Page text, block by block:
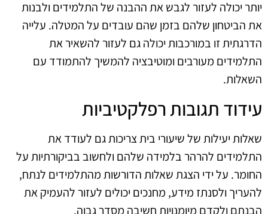
יותר יכולה לעזור לגבש את ההבנה של התלמידים ולבנות
את הביטחון שלהם בזמן שהם עובדים על המטלה. עלייה
הדרגתית זו במורכבות יכולה גם לעזור להשאיר את
התלמידים מעורבים ומוטיבציה להמשיך להתמודד עם
השאלות.
עידוד תגובות רפלקטיביות
שאלות יעילות של שיעורי בית צריכות גם לעודד את
התלמידים להרהר בלמידה שלהם ולחשוב בביקורתיות על
החומר. על ידי הצגת שאלות הדורשות מהתלמידים לנתח,
להעריך ולסנתז מידע, מחנכים יכולים לעזור להעמיק את
הבנתם ולקדם מיומנויות חשיבה מסדר גבוה.